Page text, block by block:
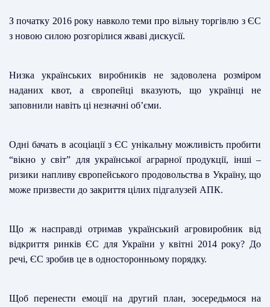
З початку 2016 року навколо теми про вільну торгівлю з ЄС
з новою силою розгорілися жваві дискусії.
Низка українських виробників не задоволена розміром
наданих квот, а європейці вказують, що українці не
заповнили навіть ці незначні об’єми.
Одні бачать в асоціації з ЄС унікальну можливість пробити
“вікно у світ” для української аграрної продукції, інші –
ризики напливу європейського продовольства в Україну, що
може призвести до закриття цілих підгалузей АПК.
Що ж насправді отримав український агровиробник від
відкриття ринків ЄС для України у квітні 2014 року? До
речі, ЄС зробив це в односторонньому порядку.
Щоб перенести емоції на другий план, зосередьмося на